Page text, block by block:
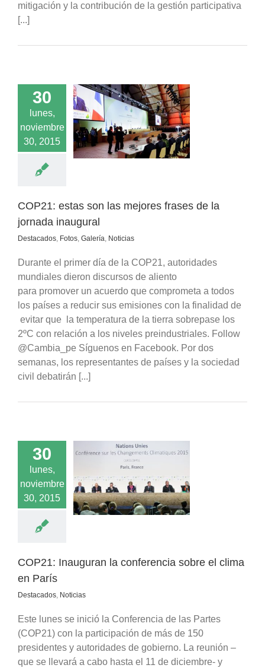
mitigación y la contribución de la gestión participativa
[...]
30
lunes,
noviembre
30, 2015
estas son las
frases de la
Fotos Galería
COP21: estas son las mejores frases de la
jornada inaugural
Destacados, Fotos, Galería, Noticias
Durante el primer día de la COP21, autoridades
mundiales dieron discursos de aliento
para promover un acuerdo que comprometa a todos
los países a reducir sus emisiones con la finalidad de
evitar que la temperatura de la tierra sobrepase los
2ºC con relación a los niveles preindustriales. Follow
@Cambia_pe Síguenos en Facebook. Por dos
semanas, los representantes de países y la sociedad
civil debatirán [...]
30
lunes,
noviembre
30, 2015
Inauguran la
sobre el clima
en París
Noticias
COP21: Inauguran la conferencia sobre el clima
en París
Destacados, Noticias
Este lunes se inició la Conferencia de las Partes
(COP21) con la participación de más de 150
presidentes y autoridades de gobierno. La reunión –
que se llevará a cabo hasta el 11 de diciembre- y